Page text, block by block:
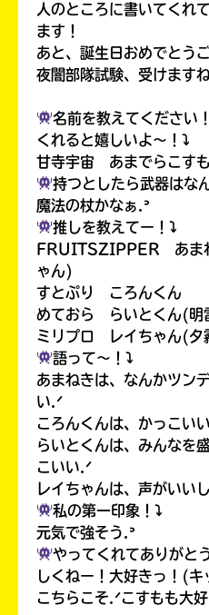
人のところに書いてくれ
ます！
あと、誕生日おめでとう
夜闇部隊試験、受けます
名前を教えてください
くれると嬉しいよ〜！⤵︎
甘寺宇宙 あまでらこすも
持つとしたら武器はな
魔法の杖かなぁ.ᐣ
推しを教えてー！⤵︎
FRUITSZIPPER あま
ゃん)
すとぷり ころんくん
めておら らいとくん(明
ミリプロ レイちゃん(夕
語って〜！⤵︎
あまねきは、なんかツン
い.ᐟ
ころんくんは、かっこい
らいとくんは、みんなを
こいい.ᐟ
レイちゃんは、声がいい
私の第一印象！⤵︎
元気で強そう.ᐣ
やってくれてありがと
しくねー！大好きっ！(
こちらこそ.ᐟこすもも大